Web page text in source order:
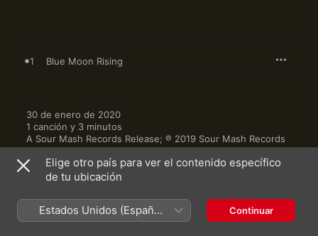
1 Blue Moon Rising
30 de enero de 2020
1 canción y 3 minutos
A Sour Mash Records Release; ℗ 2019 Sour Mash Records
Ltd
Elige otro país para ver el contenido específico
de tu ubicación
Estados Unidos (Español
México)
Continuar